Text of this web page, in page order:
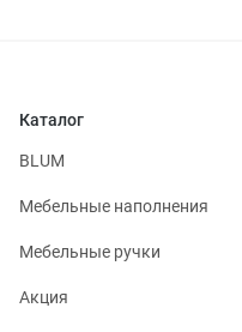
Каталог
BLUM
Мебельные наполнения
Мебельные ручки
Акция